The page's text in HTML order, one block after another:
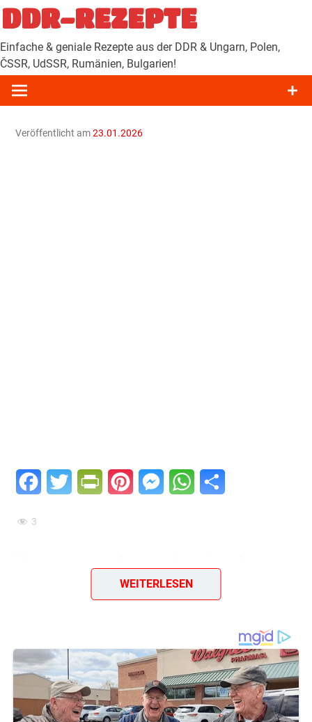
Zum
Inhalt
springen
DDR-REZEPTE
Einfache & geniale Rezepte aus der DDR & Ungarn, Polen,
ČSSR, UdSSR, Rumänien, Bulgarien!
Veröffentlicht am23.01.2026
FacebookTwitter PrintFriendly
PinterestMessengerWhatsApp
3
Kressesalat mit Joghurt
– frische Beilage mit
Einmachzwiebeln
Kressesalat mit Joghurtist eine leichte, aromatische
WEITERLESEN